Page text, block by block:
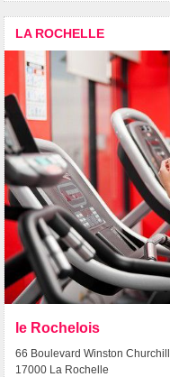
LA ROCHELLE
le Rochelois
66 Boulevard Winston Churchill
17000 La Rochelle